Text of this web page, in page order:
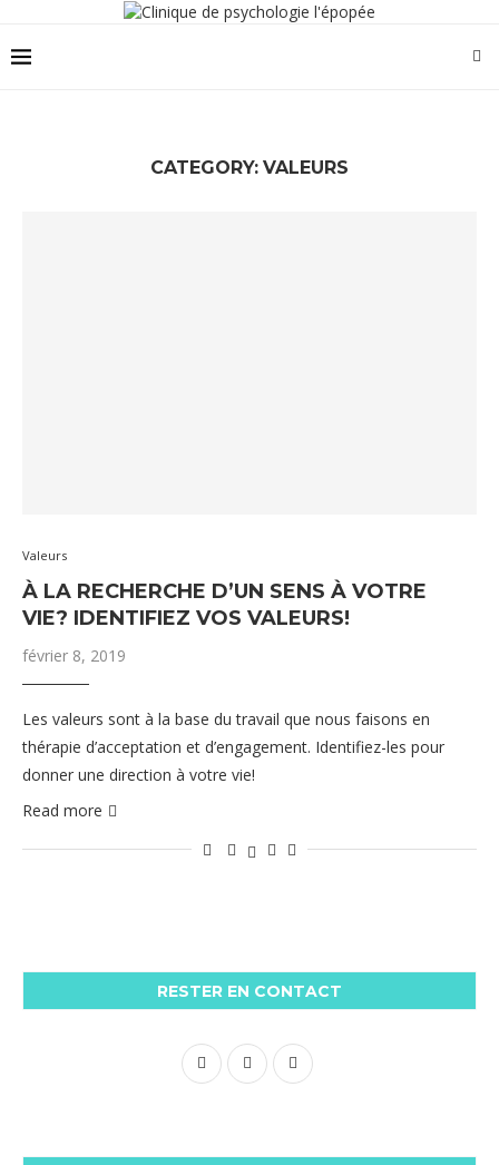
CATEGORY: VALEURS
Valeurs
À LA RECHERCHE D’UN SENS À VOTRE
VIE? IDENTIFIEZ VOS VALEURS!
février 8, 2019
Les valeurs sont à la base du travail que nous faisons en
thérapie d’acceptation et d’engagement. Identifiez-les pour
donner une direction à votre vie!
Read more
RESTER EN CONTACT